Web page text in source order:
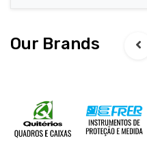
Our Brands